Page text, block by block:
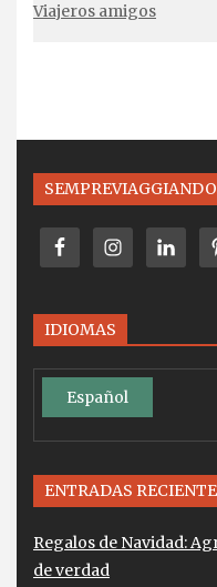
Viajeros amigos
IDIOMAS
Español
ENTRADAS
Regalos de Navidad:
de verdad